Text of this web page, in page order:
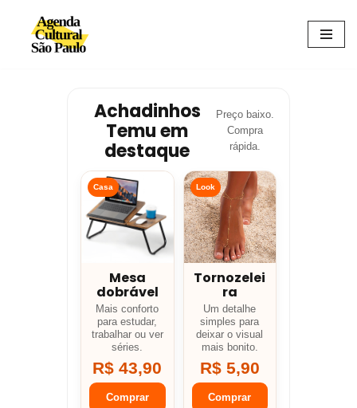
Avançar
Achadinhos
Temu em
destaque
Preço baixo.
Compra
rápida.
Casa
Mesa
dobrável
Mais conforto
para estudar,
trabalhar ou ver
séries.
R$ 43,90
Comprar
Look
Tornozelei
ra
Um detalhe
simples para
deixar o visual
mais bonito.
R$ 5,90
Comprar